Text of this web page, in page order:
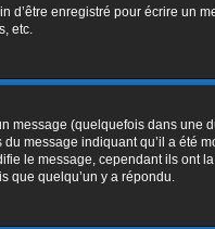
d’être enregistré pour écrire un
etc.
message (quelquefois dans une
message indiquant qu’il a été
le message, cependant ils ont
que quelqu’un y a répondu.